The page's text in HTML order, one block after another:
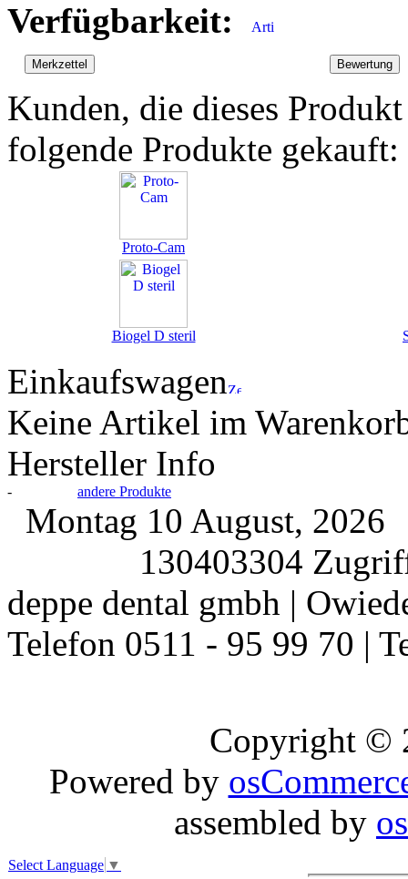
Verfügbarkeit:
Kunden, die dieses
folgende Produkte gekauft:
Proto-Cam
Biogel D steril
Einkaufswagen
Keine Artikel im
Hersteller Info
- andere Produkte
Montag 10 August, 2026
130403304
deppe dental gmbh |
Telefon 0511 - 95 99 70 |
Copyright ©
Powered by
assembled by
Select Language ▼